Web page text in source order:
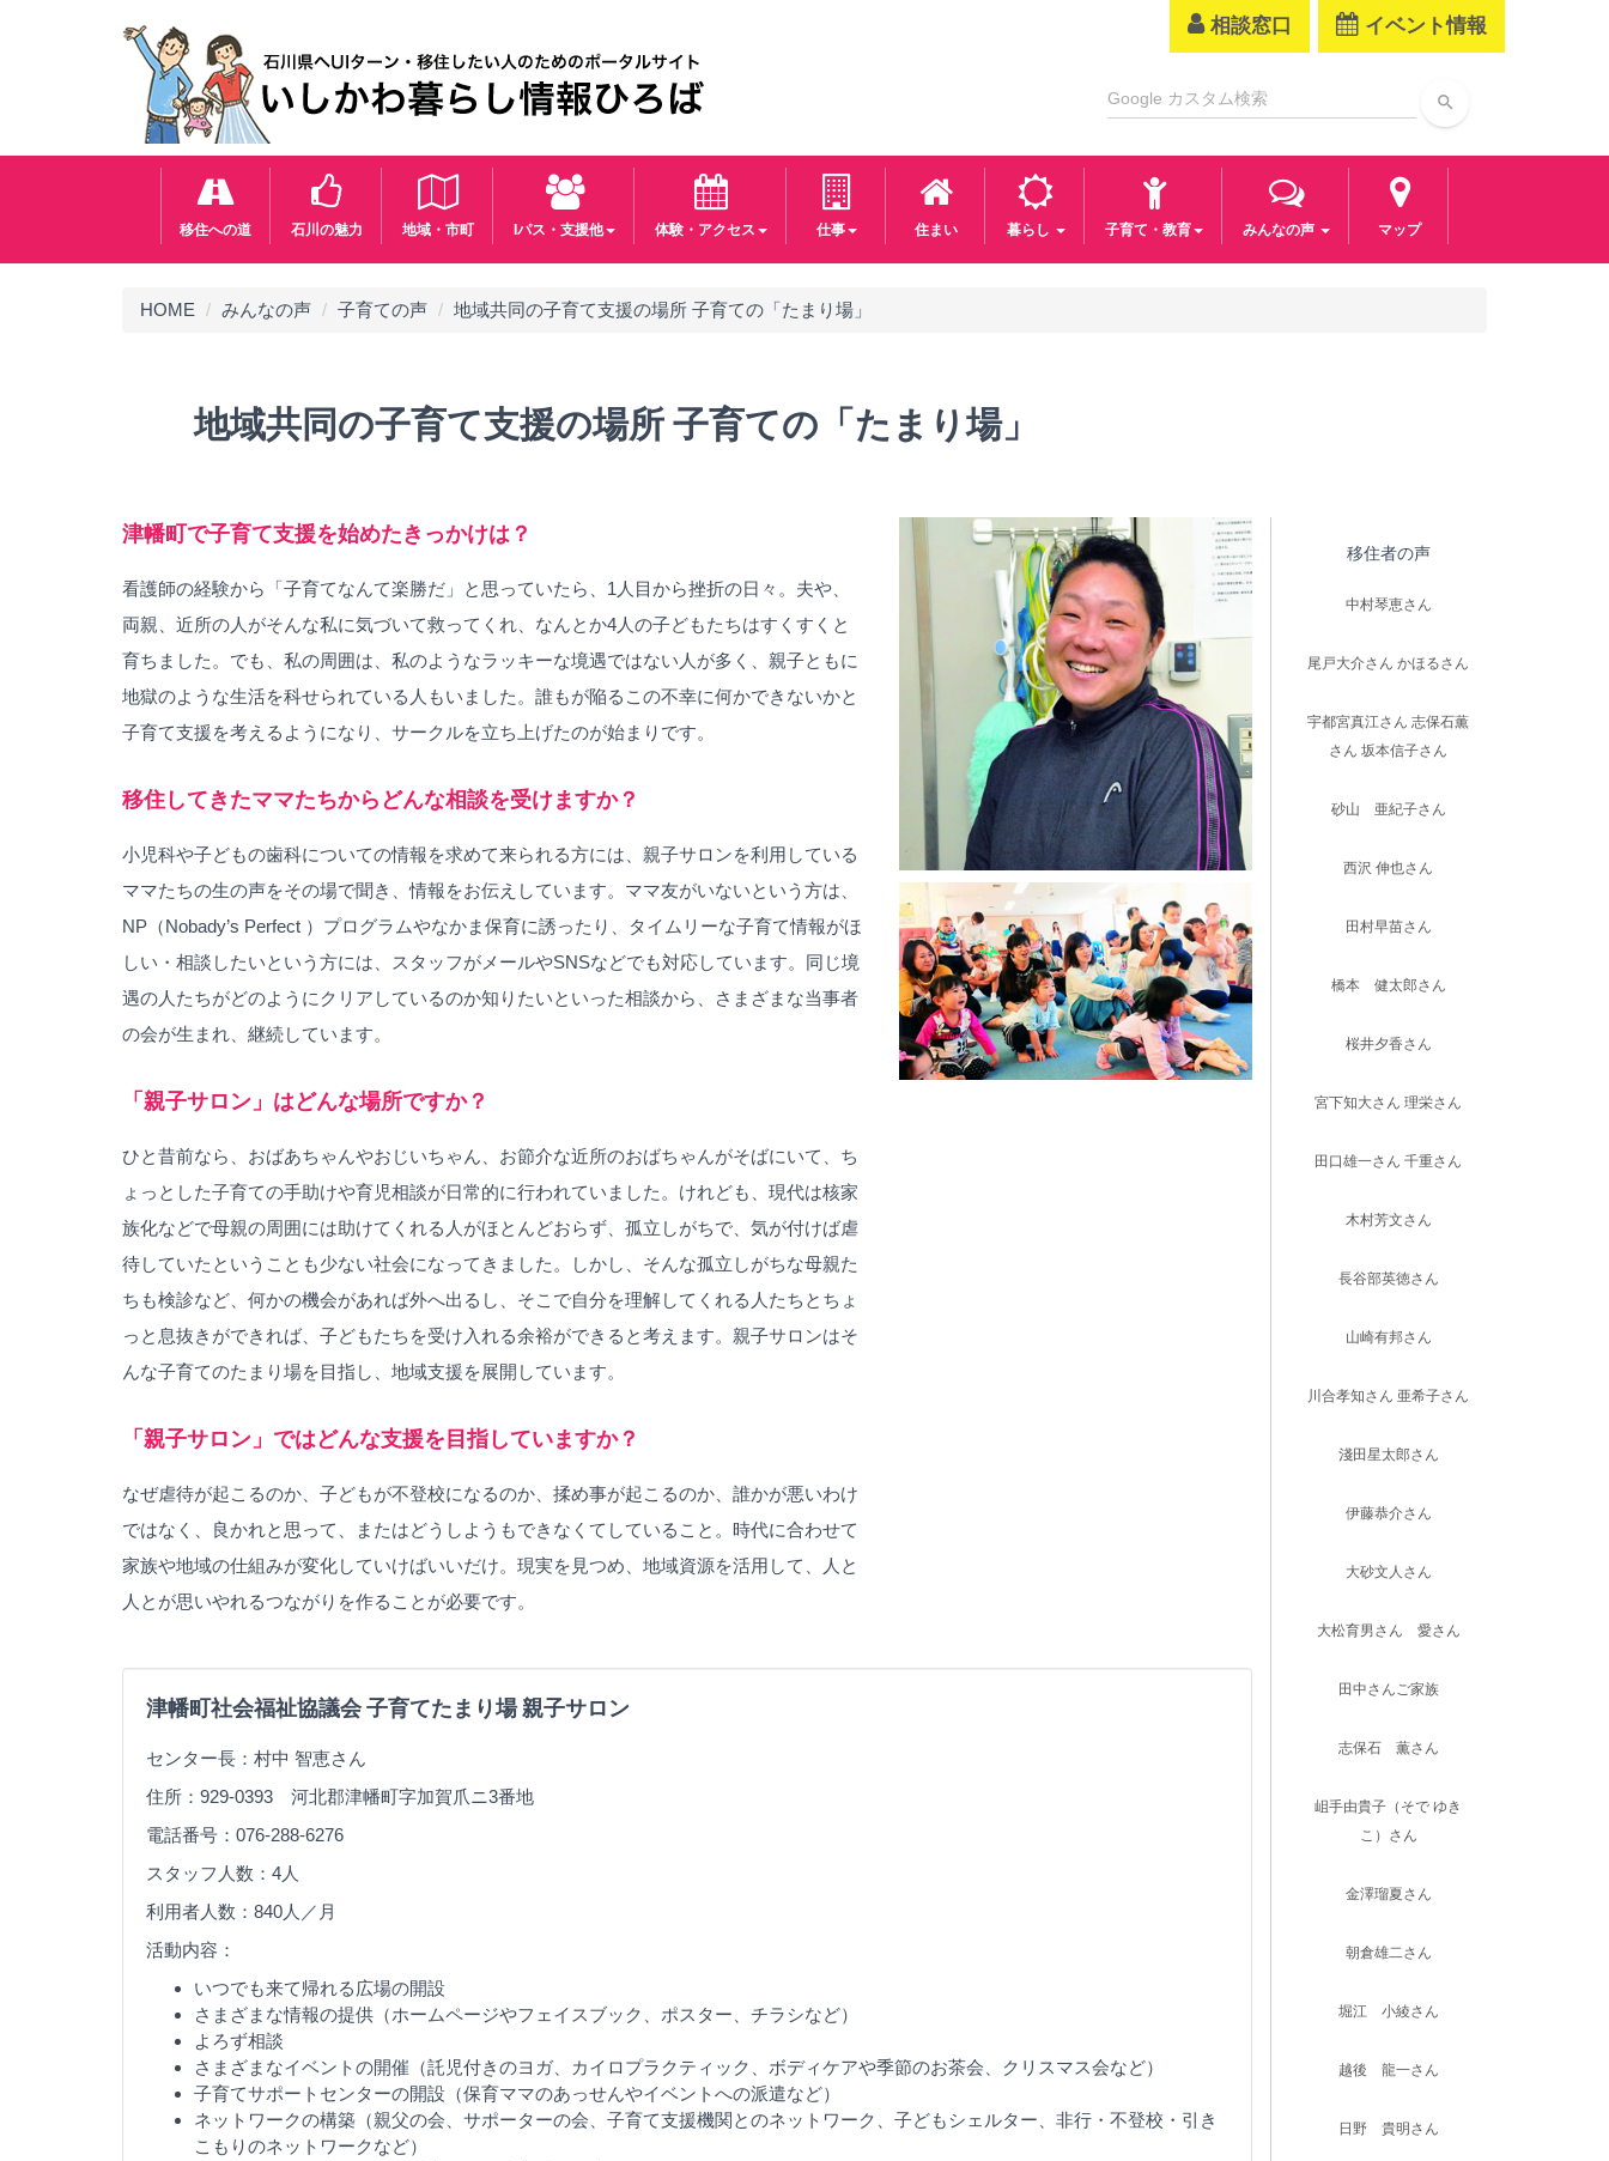
相談窓口 イベント情報
search
移住への道 石川の魅力 地域・市町 Iパス・支援他 体験・アクセス 仕事 住まい 暮らし 子育て・教育 みんなの声 マップ
HOME みんなの声 子育ての声 地域共同の子育て支援の場所 子育ての「たまり場」
地域共同の子育て支援の場所 子育ての「たまり場」
津幡町で子育て支援を始めたきっかけは？
看護師の経験から「子育てなんて楽勝だ」と思っていたら、1人目から挫折の日々。夫や、
両親、近所の人がそんな私に気づいて救ってくれ、なんとか4人の子どもたちはすくすくと
育ちました。でも、私の周囲は、私のようなラッキーな境遇ではない人が多く、親子ともに
地獄のような生活を科せられている人もいました。誰もが陥るこの不幸に何かできないかと
子育て支援を考えるようになり、サークルを立ち上げたのが始まりです。
移住してきたママたちからどんな相談を受けますか？
小児科や子どもの歯科についての情報を求めて来られる方には、親子サロンを利用している
ママたちの生の声をその場で聞き、情報をお伝えしています。ママ友がいないという方は、
NP（Nobady’s Perfect ）プログラムやなかま保育に誘ったり、タイムリーな子育て情報がほ
しい・相談したいという方には、スタッフがメールやSNSなどでも対応しています。同じ境
遇の人たちがどのようにクリアしているのか知りたいといった相談から、さまざまな当事者
の会が生まれ、継続しています。
「親子サロン」はどんな場所ですか？
ひと昔前なら、おばあちゃんやおじいちゃん、お節介な近所のおばちゃんがそばにいて、ち
ょっとした子育ての手助けや育児相談が日常的に行われていました。けれども、現代は核家
族化などで母親の周囲には助けてくれる人がほとんどおらず、孤立しがちで、気が付けば虐
待していたということも少ない社会になってきました。しかし、そんな孤立しがちな母親た
ちも検診など、何かの機会があれば外へ出るし、そこで自分を理解してくれる人たちとちょ
っと息抜きができれば、子どもたちを受け入れる余裕ができると考えます。親子サロンはそ
んな子育てのたまり場を目指し、地域支援を展開しています。
「親子サロン」ではどんな支援を目指していますか？
なぜ虐待が起こるのか、子どもが不登校になるのか、揉め事が起こるのか、誰かが悪いわけ
ではなく、良かれと思って、またはどうしようもできなくてしていること。時代に合わせて
家族や地域の仕組みが変化していけばいいだけ。現実を見つめ、地域資源を活用して、人と
人とが思いやれるつながりを作ることが必要です。
津幡町社会福祉協議会 子育てたまり場 親子サロン
センター長：村中 智恵さん
住所：929-0393 河北郡津幡町字加賀爪ニ3番地
電話番号：076-288-6276
スタッフ人数：4人
利用者人数：840人／月
活動内容：
いつでも来て帰れる広場の開設
さまざまな情報の提供（ホームページやフェイスブック、ポスター、チラシなど）
よろず相談
さまざまなイベントの開催（託児付きのヨガ、カイロプラクティック、ボディケアや季節のお茶会、クリスマス会など）
子育てサポートセンターの開設（保育ママのあっせんやイベントへの派遣など）
ネットワークの構築（親父の会、サポーターの会、子育て支援機関とのネットワーク、子どもシェルター、非行・不登校・引き
こもりのネットワークなど）
移住者の声
中村琴恵さん
尾戸大介さん かほるさん
宇都宮真江さん 志保石薫
さん 坂本信子さん
砂山 亜紀子さん
西沢 伸也さん
田村早苗さん
橋本 健太郎さん
桜井夕香さん
宮下知大さん 理栄さん
田口雄一さん 千重さん
木村芳文さん
長谷部英徳さん
山崎有邦さん
川合孝知さん 亜希子さん
淺田星太郎さん
伊藤恭介さん
大砂文人さん
大松育男さん 愛さん
田中さんご家族
志保石 薫さん
岨手由貴子（そで ゆき
こ）さん
金澤瑠夏さん
朝倉雄二さん
堀江 小綾さん
越後 龍一さん
日野 貴明さん